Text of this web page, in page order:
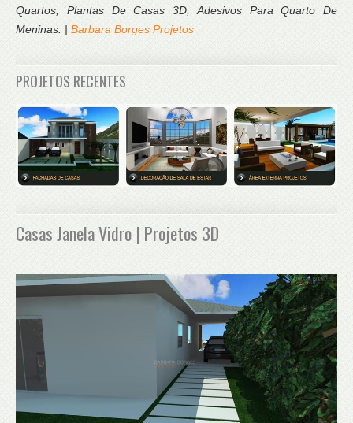
Quartos, Plantas De Casas 3D, Adesivos Para Quarto De
Meninas. | Barbara Borges Projetos
PROJETOS RECENTES
Casas Janela Vidro | Projetos 3D